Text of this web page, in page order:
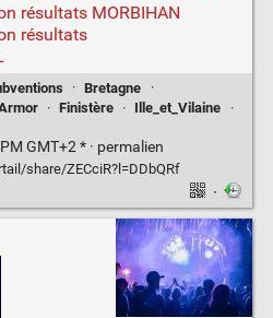
résultats MORBIHAN
résultats
· Bretagne
·
· Finistère · Ille_et_Vilaine
·
GMT+2 * · permalien
share/ZECciR?l=DDbQRf
·